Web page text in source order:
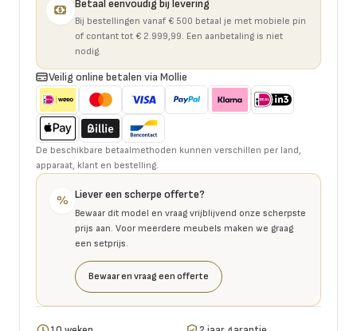
Betaal eenvoudig bij levering
Bij bestellingen vanaf € 500 betaal je met mobiele pin
of contant tot € 2.999,99. Een aanbetaling is niet
nodig.
Veilig online betalen via Mollie
De beschikbare betaalmethoden kunnen verschillen per land,
apparaat, klant en bestelling.
% Liever een scherpe offerte?
Bewaar dit model en vraag vrijblijvend onze scherpste
prijs aan. Voor meerdere meubels maken we graag
een setprijs.
Bewaar en vraag een offerte